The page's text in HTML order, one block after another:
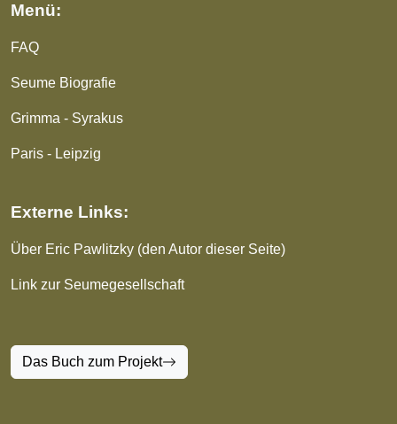
Menü:
FAQ
Seume Biografie
Grimma - Syrakus
Paris - Leipzig
Externe Links:
Über Eric Pawlitzky (den Autor dieser Seite)
Link zur Seumegesellschaft
Das Buch zum Projekt